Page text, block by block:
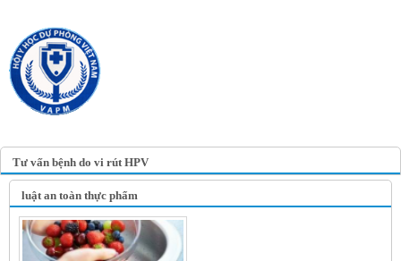
Tư vấn bệnh do vi rút HPV
luật an toàn thực phẩm